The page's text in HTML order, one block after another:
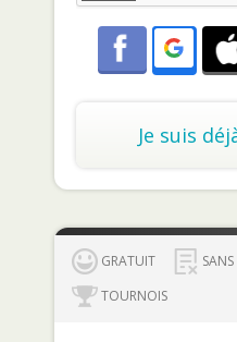
Je suis
GRATUIT
TOURNOIS